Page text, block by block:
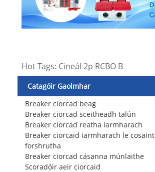
Hot Tags: Cineál 2p RCBO B
Catagóir Gaolmhar
Breaker ciorcad beag
Breaker ciorcad sceitheadh ​​talún
Breaker ciorcad reatha iarmharach
Breaker ciorcaid iarmharach le cosaint
forshrutha
Breaker ciorcad cásanna múnlaithe
Scoradóir aeir ciorcaid